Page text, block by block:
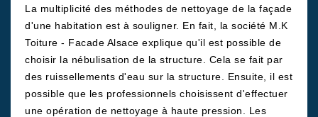
La multiplicité des méthodes de nettoyage de la façade
d'une habitation est à souligner. En fait, la société M.K
Toiture - Facade Alsace explique qu'il est possible de
choisir la nébulisation de la structure. Cela se fait par
des ruissellements d'eau sur la structure. Ensuite, il est
possible que les professionnels choisissent d'effectuer
une opération de nettoyage à haute pression. Les